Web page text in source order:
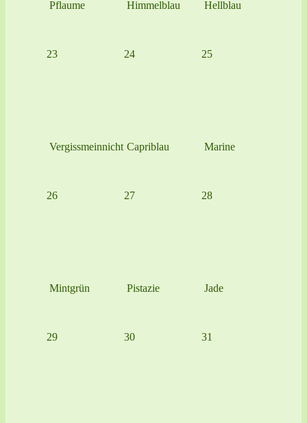
Pflaume Himmelblau Hellblau
23
Vergissmeinnicht
24
Capriblau
25
Marine
26
Mintgrün
27
Pistazie
28
Jade
29 30 31